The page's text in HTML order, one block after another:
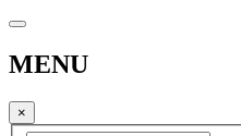
MENU
×